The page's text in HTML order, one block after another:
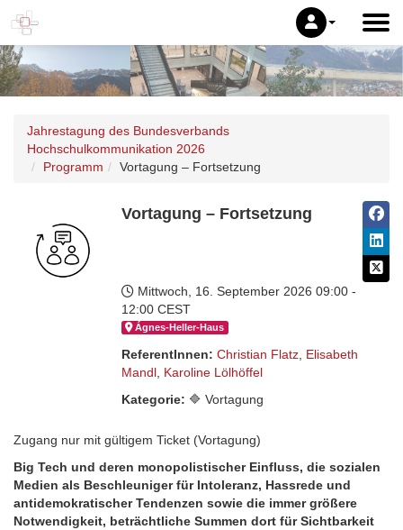
Jahrestagung des Bundesverbands
Hochschulkommunikation 2026
Programm
Vortagung – Fortsetzung
Vortagung – Fortsetzung
Mittwoch, 16. September 2026 09:00 -
12:00 CEST
Ágnes-Hel­ler-Haus
ReferentInnen: Christian Flatz, Elisabeth
Mandl, Karoline Lölhöffel
Kategorie: 🔷 Vortagung
Zugang nur mit gültigem Ticket (Vortagung)
Big Tech und deren monopolistischer Einfluss, die sozialen
Medien als Beschleuniger für Intoleranz, Hassrede und
antidemokratischer Tendenzen sowie die immer größere
Notwendigkeit, beträchtliche Summen dort für Sichtbarkeit